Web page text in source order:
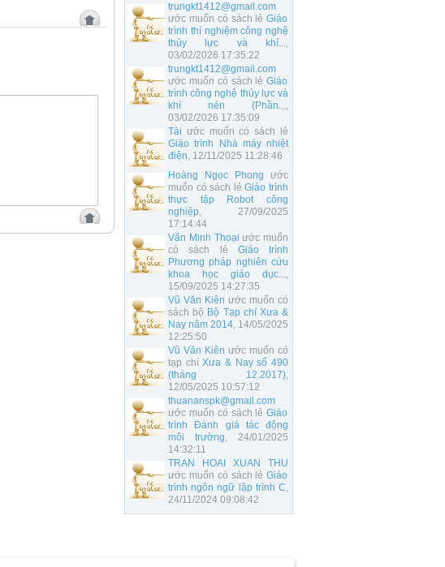
trungkt1412@gmail.com
ước muốn có sách lẻGiáo
trình thí nghiệm công nghệ
thủy lực và khí...,
03/02/2026 17:35:22
trungkt1412@gmail.com
ước muốn có sách lẻGiáo
trình công nghệ thủy lực và
khí nén (Phần...,
03/02/2026 17:35:09
Tài ước muốn có sách lẻ
Giáo trình Nhà máy nhiệt
điện, 12/11/2025 11:28:46
Hoàng Ngọc Phong ước
muốn có sách lẻGiáo trình
thực tập Robot công
nghiệp, 27/09/2025
17:14:44
Văn Minh Thoại ước muốn
có sách lẻ Giáo trình
Phương pháp nghiên cứu
khoa học giáo dục...,
15/09/2025 14:27:35
Vũ Văn Kiên ước muốn có
sách bộ Bộ Tạp chí Xưa &
Nay năm 2014, 14/05/2025
12:25:50
Vũ Văn Kiên ước muốn có
tạp chíXưa & Nay số 490
(tháng 12.2017),
12/05/2025 10:57:12
thuananspk@gmail.com
ước muốn có sách lẻGiáo
trình Đánh giá tác động
môi trường, 24/01/2025
14:32:11
TRAN HOAI XUAN THU
ước muốn có sách lẻGiáo
trình ngôn ngữ lập trình C,
24/11/2024 09:08:42